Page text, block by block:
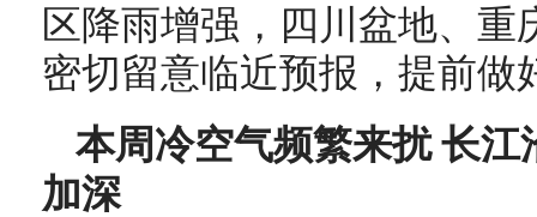
区降雨增强，四川盆地、
密切留意临近预报，提前做
本周冷空气频繁来扰 长
加深